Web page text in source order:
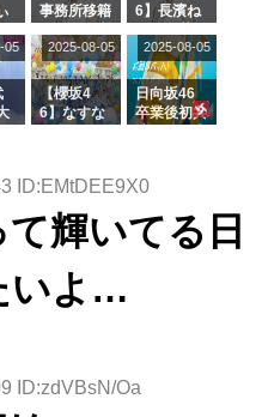
演】
【激レアさ
きた。】
事務所移籍
属を発表
6】長濱ね
ら移籍しフ
ラーム所属
に。これで
事務所に所
属している
がこちら
05
【櫻坂4
6】なすな
て...【ラヴ
ィット 東
京ドーム公
演】
2025-08-05
日向坂46
卒業後初共
リー若林さ
た結果･･･
【激レアさ
2025-08-05
ID:EMtDEE9X0
輝いてる日
いよ…
ID:zdVBsN/Oa